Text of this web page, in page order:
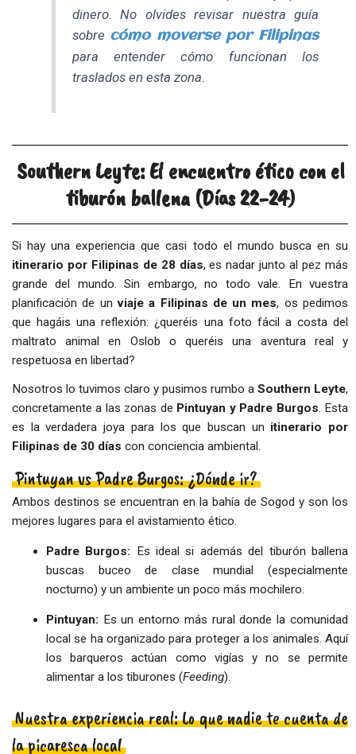
dinero. No olvides revisar nuestra guía
sobre cómo moverse por Filipinas
para entender cómo funcionan los
traslados en esta zona.
Southern Leyte: El encuentro ético con el
tiburón ballena (Días 22-24)
Si hay una experiencia que casi todo el mundo busca en su
itinerario por Filipinas de 28 días, es nadar junto al pez más
grande del mundo. Sin embargo, no todo vale. En vuestra
planificación de unviaje a Filipinas de un mes, os pedimos
que hagáis una reflexión: ¿queréis una foto fácil a costa del
maltrato animal en Oslob o queréis una aventura real y
respetuosa en libertad?
Nosotros lo tuvimos claro y pusimos rumbo a Southern Leyte,
concretamente a las zonas de Pintuyan y Padre Burgos. Esta
es la verdadera joya para los que buscan un itinerario por
Filipinas de 30 días con conciencia ambiental.
Pintuyan vs Padre Burgos: ¿Dónde ir?
Ambos destinos se encuentran en la bahía de Sogod y son los
mejores lugares para el avistamiento ético.
Padre Burgos: Es ideal si además del tiburón ballena
buscas buceo de clase mundial (especialmente
nocturno) y un ambiente un poco más mochilero.
Pintuyan: Es un entorno más rural donde la comunidad
local se ha organizado para proteger a los animales. Aquí
los barqueros actúan como vigías y no se permite
alimentar a los tiburones (Feeding).
Nuestra experiencia real: Lo que nadie te cuenta de
la picaresca local